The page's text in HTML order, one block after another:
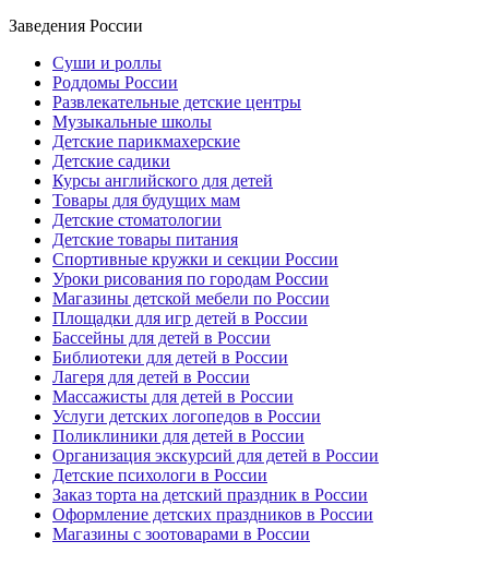
Заведения России
Суши и роллы
Роддомы России
Развлекательные детские центры
Музыкальные школы
Детские парикмахерские
Детские садики
Курсы английского для детей
Товары для будущих мам
Детские стоматологии
Детские товары питания
Спортивные кружки и секции России
Уроки рисования по городам России
Магазины детской мебели по России
Площадки для игр детей в России
Бассейны для детей в России
Библиотеки для детей в России
Лагеря для детей в России
Массажисты для детей в России
Услуги детских логопедов в России
Поликлиники для детей в России
Организация экскурсий для детей в России
Детские психологи в России
Заказ торта на детский праздник в России
Оформление детских праздников в России
Магазины с зоотоварами в России